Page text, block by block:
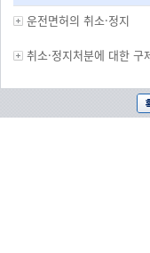
운전면허의 취소·정지
취소·정지처분에 대한 구